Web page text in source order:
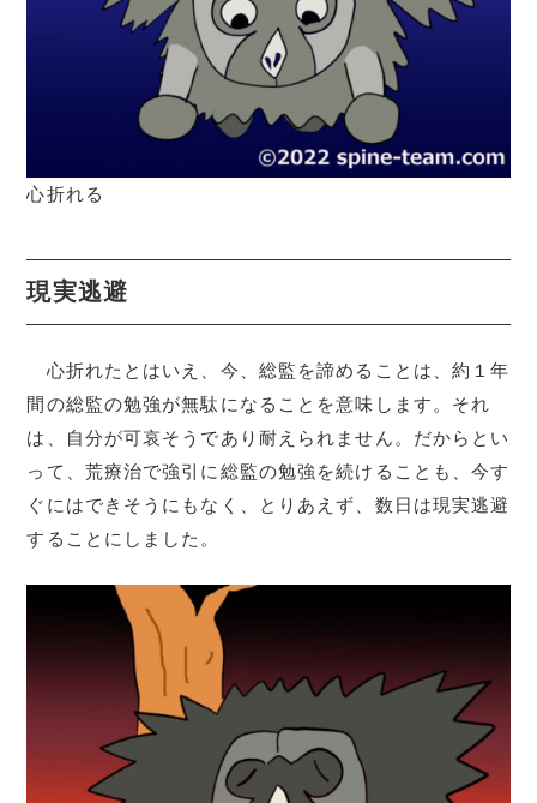
心折れる
現実逃避
心折れたとはいえ、今、総監を諦めることは、約１年
間の総監の勉強が無駄になることを意味します。それ
は、自分が可哀そうであり耐えられません。だからとい
って、荒療治で強引に総監の勉強を続けることも、今す
ぐにはできそうにもなく、とりあえず、数日は現実逃避
することにしました。